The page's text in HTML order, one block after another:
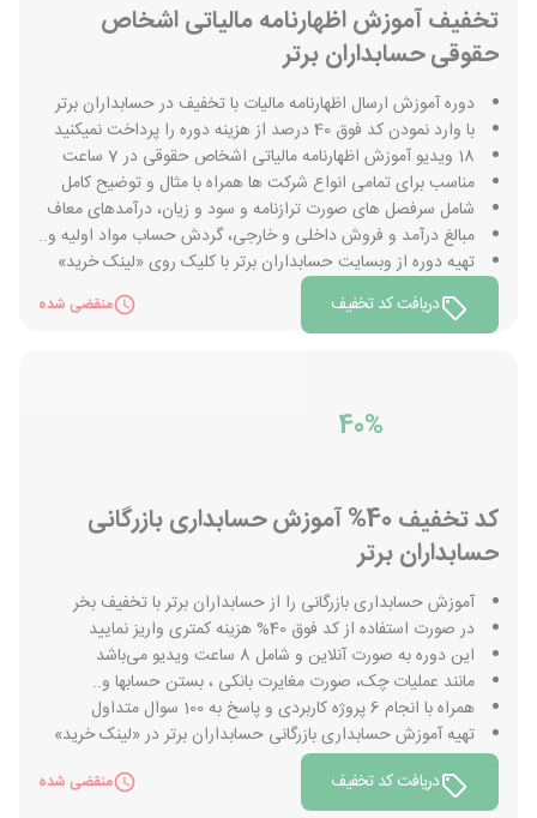
تخفیف آموزش اظهارنامه مالیاتی اشخاص
حقوقی حسابداران برتر
دوره آموزش ارسال اظهارنامه مالیات با تخفیف در حسابداران برتر
با وارد نمودن کد فوق 40 درصد از هزینه دوره را پرداخت نمیکنید
18 ویدیو آموزش اظهارنامه مالیاتی اشخاص حقوقی در 7 ساعت
مناسب برای تمامی انواع شرکت ها همراه با مثال و توضیح کامل
شامل سرفصل های صورت ترازنامه و سود و زیان، درآمدهای معاف
مبالغ درآمد و فروش داخلی و خارجی، گردش حساب مواد اولیه و..
تهیه دوره از وبسایت حسابداران برتر با کلیک روی «لینک خرید»
دریافت کد تخفیف
منقضی شده
40%
کد تخفیف 40% آموزش حسابداری بازرگانی
حسابداران برتر
آموزش حسابداری بازرگانی را از حسابداران برتر با تخفیف بخر
در صورت استفاده از کد فوق 40% هزینه کمتری واریز نمایید
این دوره به صورت آنلاین و شامل 8 ساعت ویدیو می‌باشد
مانند عملیات چک، صورت مغایرت بانکی ، بستن حسابها و..
همراه با انجام 6 پروژه کاربردی و پاسخ به 100 سوال متداول
تهیه آموزش حسابداری بازرگانی حسابداران برتر در «لینک خرید»
دریافت کد تخفیف
منقضی شده